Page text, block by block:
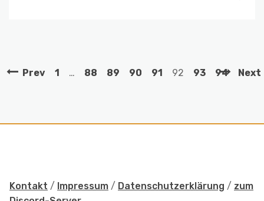
Prev 1 … 88 89 90 91 92 93 94 Next
Kontakt / Impressum / Datenschutzerklärung / zum